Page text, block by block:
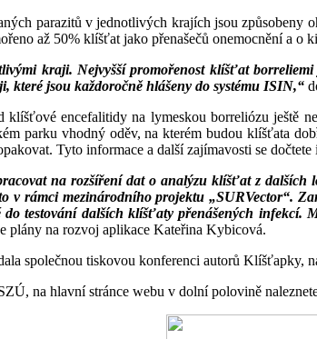
parazitů v jednotlivých krajích jsou způsobeny
až 50% klíšťat jako přenašečů onemocnění a o
kraji. Nejvyšší promořenost klíšťat
které jsou každoročně hlášeny do systému ISIN,“
encefalitidy na lymeskou borreliózu ještě
parku vhodný oděv, na kterém budou klíšťata
Tyto informace a další zajímavosti se
na rozšíření dat o analýzu klíšťat z
v rámci mezinárodního projektu „SURVector“.
do testování dalších klíšťaty přenášených
plány na rozvoj aplikace Kateřina Kybicová.
společnou tiskovou konferenci autorů Klíšťapky,
na hlavní stránce webu v dolní polovině